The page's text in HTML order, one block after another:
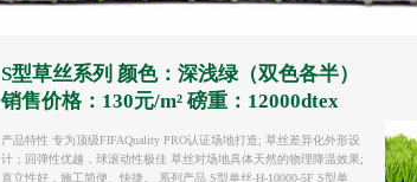
S型草丝系列 颜色：深浅绿（双色各半）
销售价格：130元/m² 磅重：12000dtex
产品特性 专为顶级FIFAQuality PRO认证场地打造; 草丝差异化外形设
计；回弹性优越，球滚动性极佳 草丝对场地具体天然的物理降温效果;
直立性好，施工简便、快捷。 系列产品 S型单丝-H-10000-5F S型单